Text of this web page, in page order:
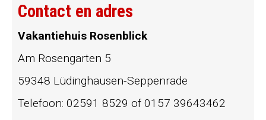
Contact en adres
Vakantiehuis Rosenblick
Am Rosengarten 5
59348 Lüdinghausen-Seppenrade
Telefoon: 02591 8529 of 0157 39643462